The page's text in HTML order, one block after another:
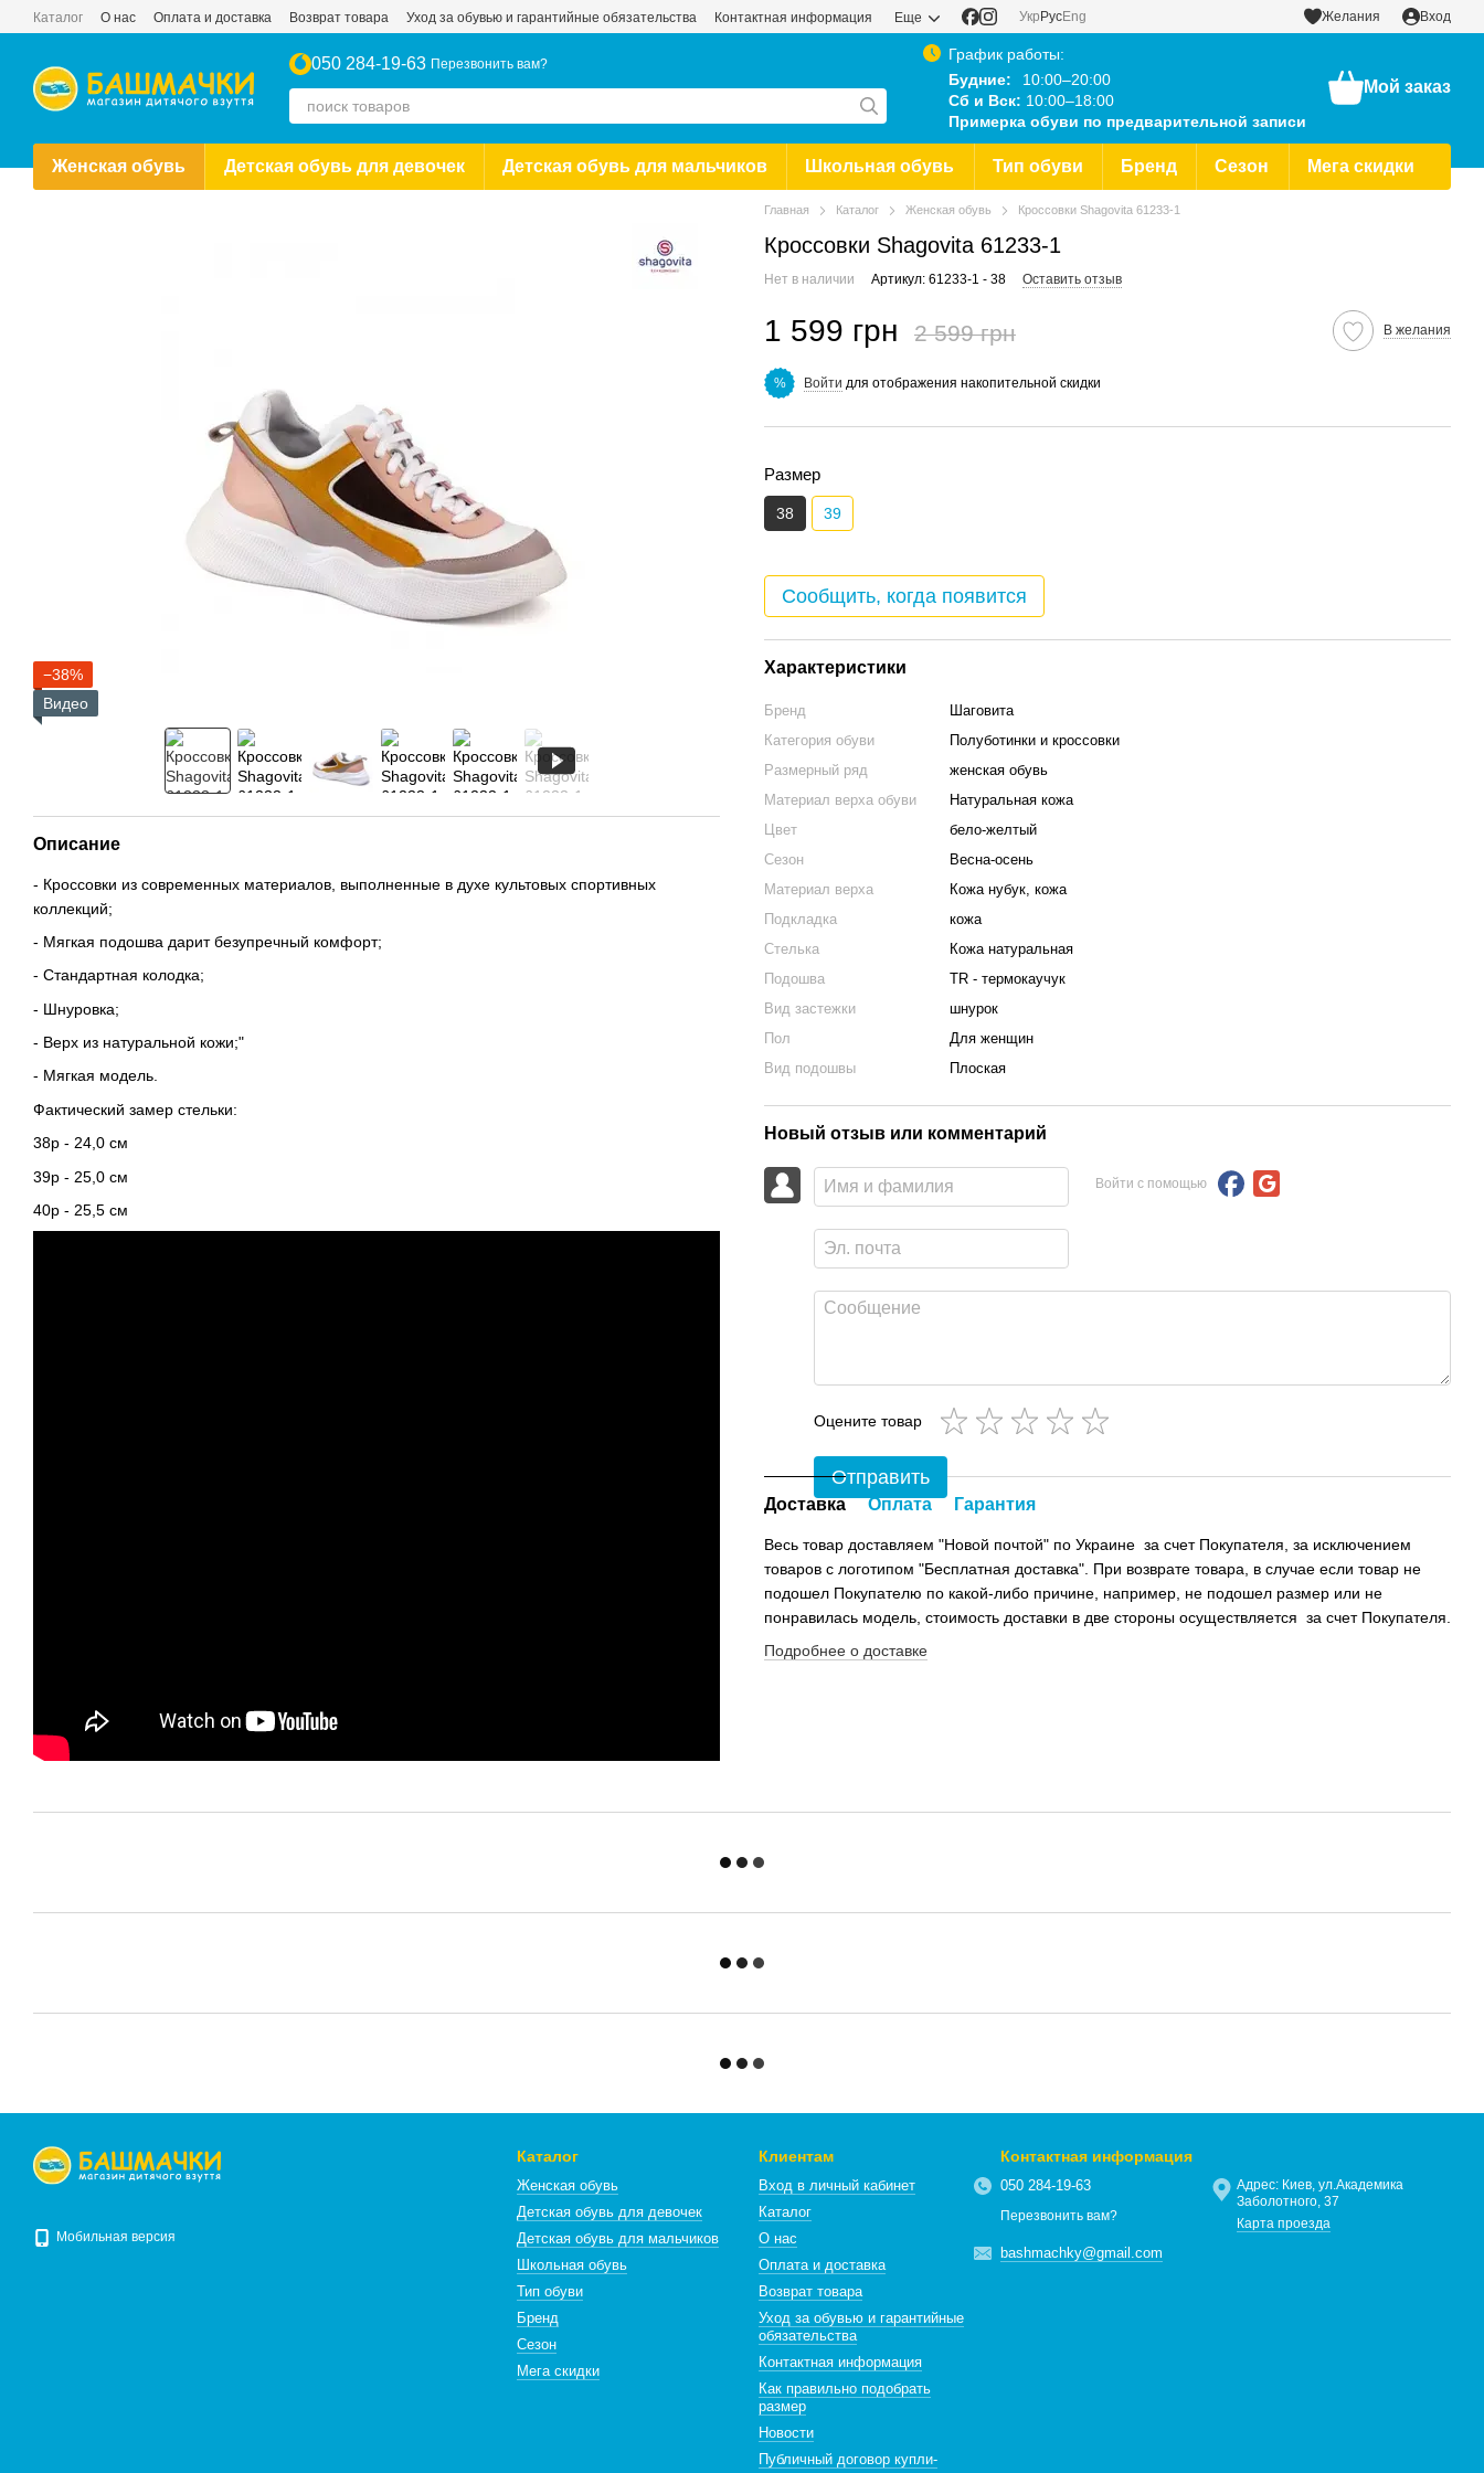
Перейти к основному контенту
Каталог О нас Оплата и доставка Возврат товара Уход за обувью и гарантийные обязательства Контактная информация Еще Укр РусEng Желания Вход
050 284-19-63 Перезвонить вам?
График работы:
Будние:
10:00–20:00
Сб и Вск: 10:00–18:00
Примерка обуви по предварительной записи
Мой заказ
Женская обувь Детская обувь для девочек Детская обувь для мальчиков Школьная обувь Тип обуви Бренд Сезон Мега скидки
−38%
Видео
Описание
- Кроссовки из современных материалов, выполненные в духе культовых спортивных
коллекций;
- Мягкая подошва дарит безупречный комфорт;
- Стандартная колодка;
- Шнуровка;
- Верх из натуральной кожи;"
- Мягкая модель.
Фактический замер стельки:
38р - 24,0 см
39р - 25,0 см
40р - 25,5 см
Главная Каталог Женская обувь Кроссовки Shagovita 61233-1
Кроссовки Shagovita 61233-1
Нет в наличии Артикул: 61233-1 - 38 Оставить отзыв
1 599 грн 2 599 грн В желания
% Войти для отображения накопительной скидки
Размер
38 39
Сообщить, когда появится
Характеристики
Бренд
Шаговита
Категория обуви
Полуботинки и кроссовки
Размерный ряд
женская обувь
Материал верха обуви
Натуральная кожа
Цвет
бело-желтый
Сезон
Весна-осень
Материал верха
Кожа нубук, кожа
Подкладка
кожа
Стелька
Кожа натуральная
Подошва
TR - термокаучук
Вид застежки
шнурок
Пол
Для женщин
Вид подошвы
Плоская
Новый отзыв или комментарий
Войти с помощью
Оцените товар
Отправить
Доставка Оплата Гарантия
Весь товар доставляем "Новой почтой" по Украине за счет Покупателя, за исключением
товаров с логотипом "Бесплатная доставка". При возврате товара, в случае если товар не
подошел Покупателю по какой-либо причине, например, не подошел размер или не
понравилась модель, стоимость доставки в две стороны осуществляется за счет Покупателя.
Подробнее о доставке
Мобильная версия
Каталог
Женская обувь
Детская обувь для девочек
Детская обувь для мальчиков
Школьная обувь
Тип обуви
Бренд
Сезон
Мега скидки
Клиентам
Вход в личный кабинет
Каталог
О нас
Оплата и доставка
Возврат товара
Уход за обувью и гарантийные
обязательства
Контактная информация
Как правильно подобрать
размер
Новости
Публичный договор купли-
Контактная информация
050 284-19-63
Перезвонить вам?
bashmachky@gmail.com
Адрес: Киев, ул.Академика
Заболотного, 37
Карта проезда